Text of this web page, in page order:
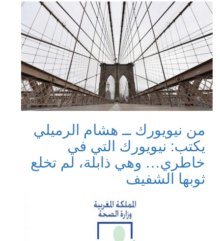
من نيويورك ــ هشام الرميلي
يكتب: نيويورك التي في
خاطري… وهي ذابلة، لم تخلع
ثوبها الشفيف